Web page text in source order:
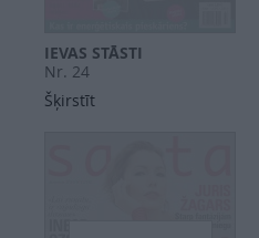
IEVAS STĀSTI
Nr. 24
Šķirstīt